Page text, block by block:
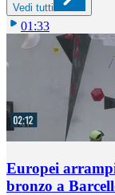
Vedi tutti
01:33
Europei
bronzo a